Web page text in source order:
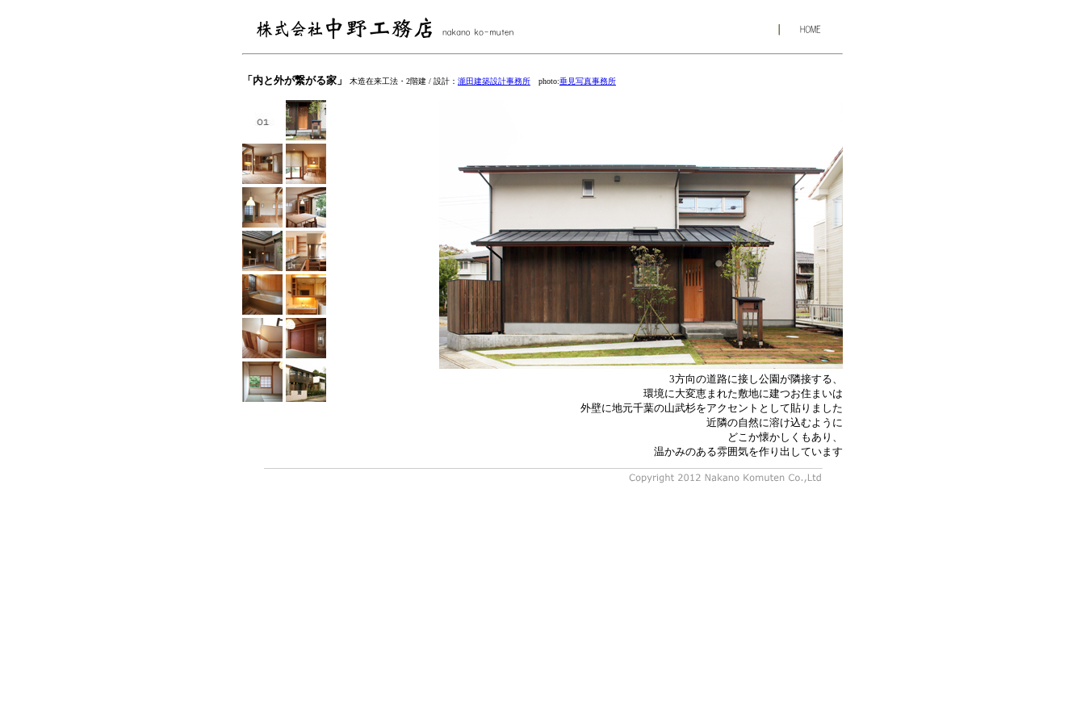
「内と外が繋がる家」 木造在来工法・2階建 / 設計： 瀧田建築設計事務所 photo:垂見写真事務所
3方向の道路に接し公園が隣接する、
環境に大変恵まれた敷地に建つお住まいは
外壁に地元千葉の山武杉をアクセントとして貼りました
近隣の自然に溶け込むように
どこか懐かしくもあり、
温かみのある雰囲気を作り出しています